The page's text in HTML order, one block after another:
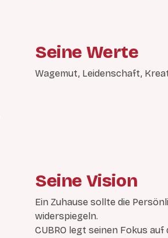
Seine Werte
Wagemut, Leidenschaft,
Seine Vision
Ein Zuhause sollte die
widerspiegeln.
CUBRO legt seinen Fokus